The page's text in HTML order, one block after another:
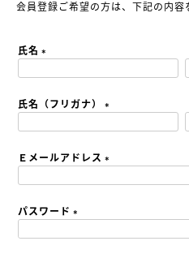
会員登録ご希望の方は、下記の内容
氏名
須
)
氏名（フリガナ）
)
Ｅメールアドレス
)
パスワード